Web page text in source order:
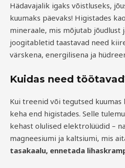
Hädavajalik igaks võistluseks,
kuumaks päevaks! Higistades
mineraale, mis mõjutab jõudlust
joogitabletid taastavad need
värskena, energilisena ja
Kuidas need
Kui treenid või tegutsed kuumas
keha end higistades. Selle
kehast olulised elektrolüüdid –
magneesiumi ja kaltsiumi, mis
tasakaalu, ennetada